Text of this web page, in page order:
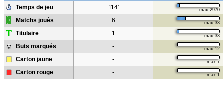
Temps de jeu
114' max:2970
Matchs joués 6 max:33
T Titulaire 1 max:33
Buts marqués - max:12
Carton jaune - max:7
Carton rouge - max:1